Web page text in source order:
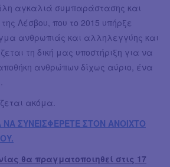
αγκαλιά συμπαράστασης και
της Λέσβου, που το 2015 υπήρξε
ανθρωπιάς και αλληλεγγύης και
τη δική μας υποστήριξη για να
ανθρώπων δίχως αύριο, ένα
ακόμα.
ΝΑ ΣΥΝΕΙΣΦΕΡΕΤΕ ΣΤΟΝ ΑΝΟΙΧΤΟ
θα πραγματοποιηθεί στις 17